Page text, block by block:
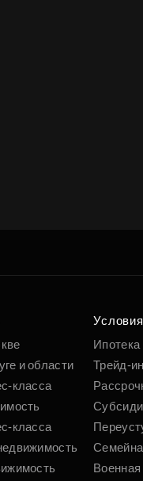
и области
класса
класса
Ипотека
Трейд-ин
Военная